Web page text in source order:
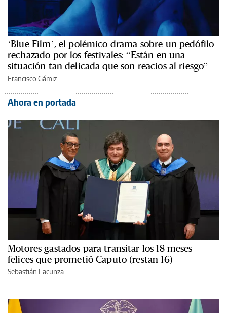
‘Blue Film’, el polémico drama sobre un pedófilo
rechazado por los festivales: “Están en una
situación tan delicada que son reacios al riesgo”
Francisco Gámiz
Ahora en portada
Motores gastados para transitar los 18 meses
felices que prometió Caputo (restan 16)
Sebastián Lacunza